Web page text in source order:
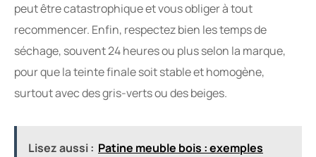
peut être catastrophique et vous obliger à tout
recommencer. Enfin, respectez bien les temps de
séchage, souvent 24 heures ou plus selon la marque,
pour que la teinte finale soit stable et homogène,
surtout avec des gris-verts ou des beiges.
Lisez aussi : Patine meuble bois : exemples